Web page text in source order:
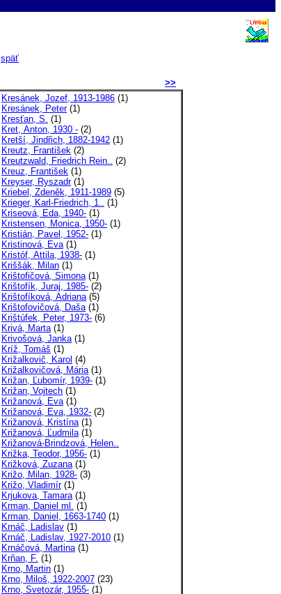
späť
>>
Kresánek, Jozef, 1913-1986 (1)
Kresánek, Peter(1)
Kresťan, S. (1)
Kret, Anton, 1930 - (2)
Kretší, Jindřich, 1882-1942 (1)
Kreutz, František (2)
Kreutzwald, Friedrich Rein.. (2)
Kreuz, František (1)
Kreyser, Ryszadr(1)
Kriebel, Zdeněk, 1911-1989 (5)
Krieger, Karl-Friedrich, 1.. (1)
Kriseová, Eda, 1940- (1)
Kristensen, Monica, 1950- (1)
Kristián, Pavel, 1952- (1)
Kristinová, Eva(1)
Kristóf, Attila, 1938- (1)
Kriššák, Milan (1)
Krištofičová, Simona(1)
Krištofík, Juraj, 1985- (2)
Krištofíková, Adriana(5)
Krištofovičová, Daša(1)
Krištúfek, Peter, 1973- (6)
Krivá, Marta(1)
Krivošová, Janka(1)
Kríž, Tomáš (1)
Križalkovič, Karol (4)
Križalkovičová, Mária(1)
Križan, Ľubomír, 1939- (1)
Križan, Vojtech (1)
Križanová, Eva(1)
Križanová, Eva, 1932- (2)
Križanová, Kristína(1)
Križanová, Ľudmila(1)
Križanová-Brindzová, Helen..
Križka, Teodor, 1956- (1)
Križková, Zuzana(1)
Križo, Milan, 1928- (3)
Križo, Vladimír(1)
Krjukova, Tamara(1)
Krman, Daniel ml. (1)
Krman, Daniel, 1663-1740 (1)
Krnáč, Ladislav (1)
Krnáč, Ladislav, 1927-2010 (1)
Krnáčová, Martina(1)
Krňan, F. (1)
Krno, Martin (1)
Krno, Miloš, 1922-2007 (23)
Krno, Svetozár, 1955- (1)